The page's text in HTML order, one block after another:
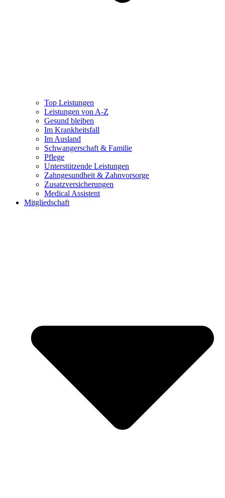
Top Leistungen
Leistungen von A-Z
Gesund bleiben
Im Krankheitsfall
Im Ausland
Schwangerschaft & Familie
Pflege
Unterstützende Leistungen
Zahngesundheit & Zahnvorsorge
Zusatzversicherungen
Medical Assistent
Mitgliedschaft